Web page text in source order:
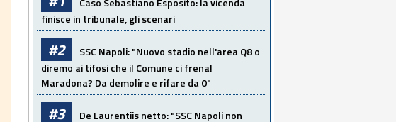
finisce in tribunale, gli scenari
#2
SSC Napoli: "Nuovo stadio nell'area Q8 o
diremo ai tifosi che il Comune ci frena!
Maradona? Da demolire e rifare da 0"
#3
De Laurentiis netto: "SSC Napoli non